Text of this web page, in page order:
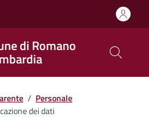
di Romano
/ Personale
dei dati